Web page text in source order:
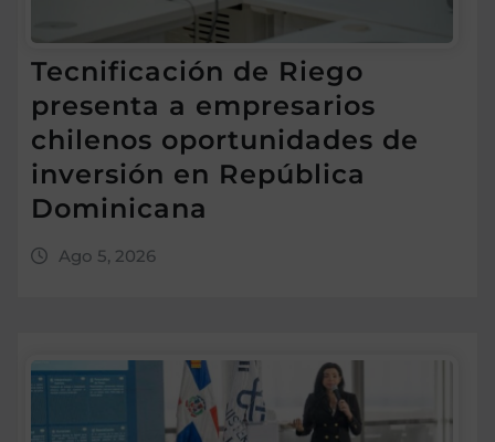
Tecnificación de Riego
presenta a empresarios
chilenos oportunidades de
inversión en República
Dominicana
Ago 5, 2026